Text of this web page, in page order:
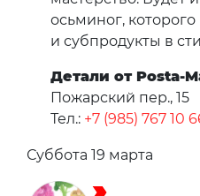
осьминог,
и субпродукты в
Детали от Posta-
Пожарский пер., 15
Тел.: +7 (985) 767 10
Суббота 19 марта